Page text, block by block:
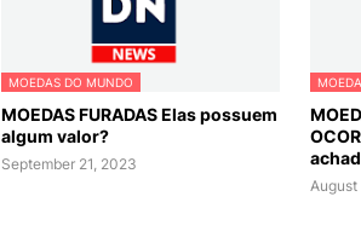
MOEDAS DO MUNDO
MOEDAS FURADAS Elas possuem
algum valor?
September 21, 2023